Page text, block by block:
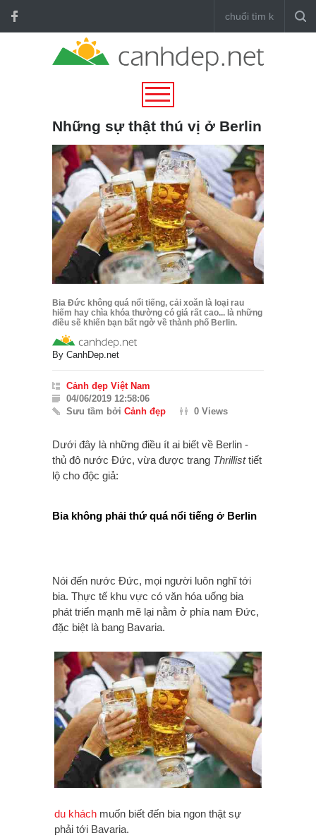
Những sự thật thú vị ở Berlin
Bia Đức không quá nổi tiếng, cải xoăn là loại rau
hiếm hay chìa khóa thường có giá rất cao... là những
điều sẽ khiến bạn bất ngờ về thành phố Berlin.
By CanhDep.net
Cảnh đẹp Việt Nam
04/06/2019 12:58:06
Sưu tầm bởi Cảnh đẹp 0 Views
Dưới đây là những điều ít ai biết về Berlin -
thủ đô nước Đức, vừa được trang Thrillisttiết
lộ cho độc giả:
Bia không phải thứ quá nổi tiếng ở Berlin
Nói đến nước Đức, mọi người luôn nghĩ tới
bia. Thực tế khu vực có văn hóa uống bia
phát triển mạnh mẽ lại nằm ở phía nam Đức,
đặc biệt là bang Bavaria.
du khách muốn biết đến bia ngon thật sự
phải tới Bavaria.